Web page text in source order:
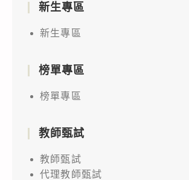
新生專區
新生專區
榜單專區
榜單專區
教師甄試
教師甄試
代理教師甄試